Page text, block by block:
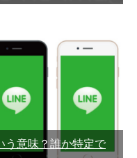
う意味？誰か特定で